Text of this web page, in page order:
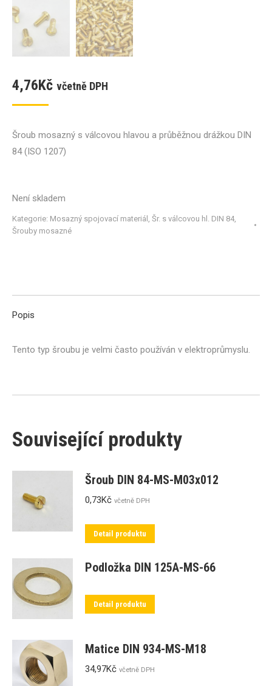
4,76Kč včetně DPH
Šroub mosazný s válcovou hlavou a průběžnou drážkou DIN
84 (ISO 1207)
Není skladem
Kategorie: Mosazný spojovací materiál Šr. s válcovou hl. DIN 84,
Šrouby mosazné
Popis
Tento typ šroubu je velmi často používán v elektroprůmyslu.
Související produkty
Šroub DIN 84-MS-M03x012
0,73Kč včetně DPH
Detail produktu
Podložka DIN 125A-MS-66
Detail produktu
Matice DIN 934-MS-M18
34,97Kč včetně DPH